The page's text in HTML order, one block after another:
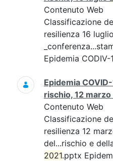
Contenuto Web
Classificazione
resilienza 16 luglio
Epidemia CODIV-
Epidemia
rischio, 12 marzo
Contenuto Web
Classificazione
resilienza 12
del...rischio e
2021.pptx